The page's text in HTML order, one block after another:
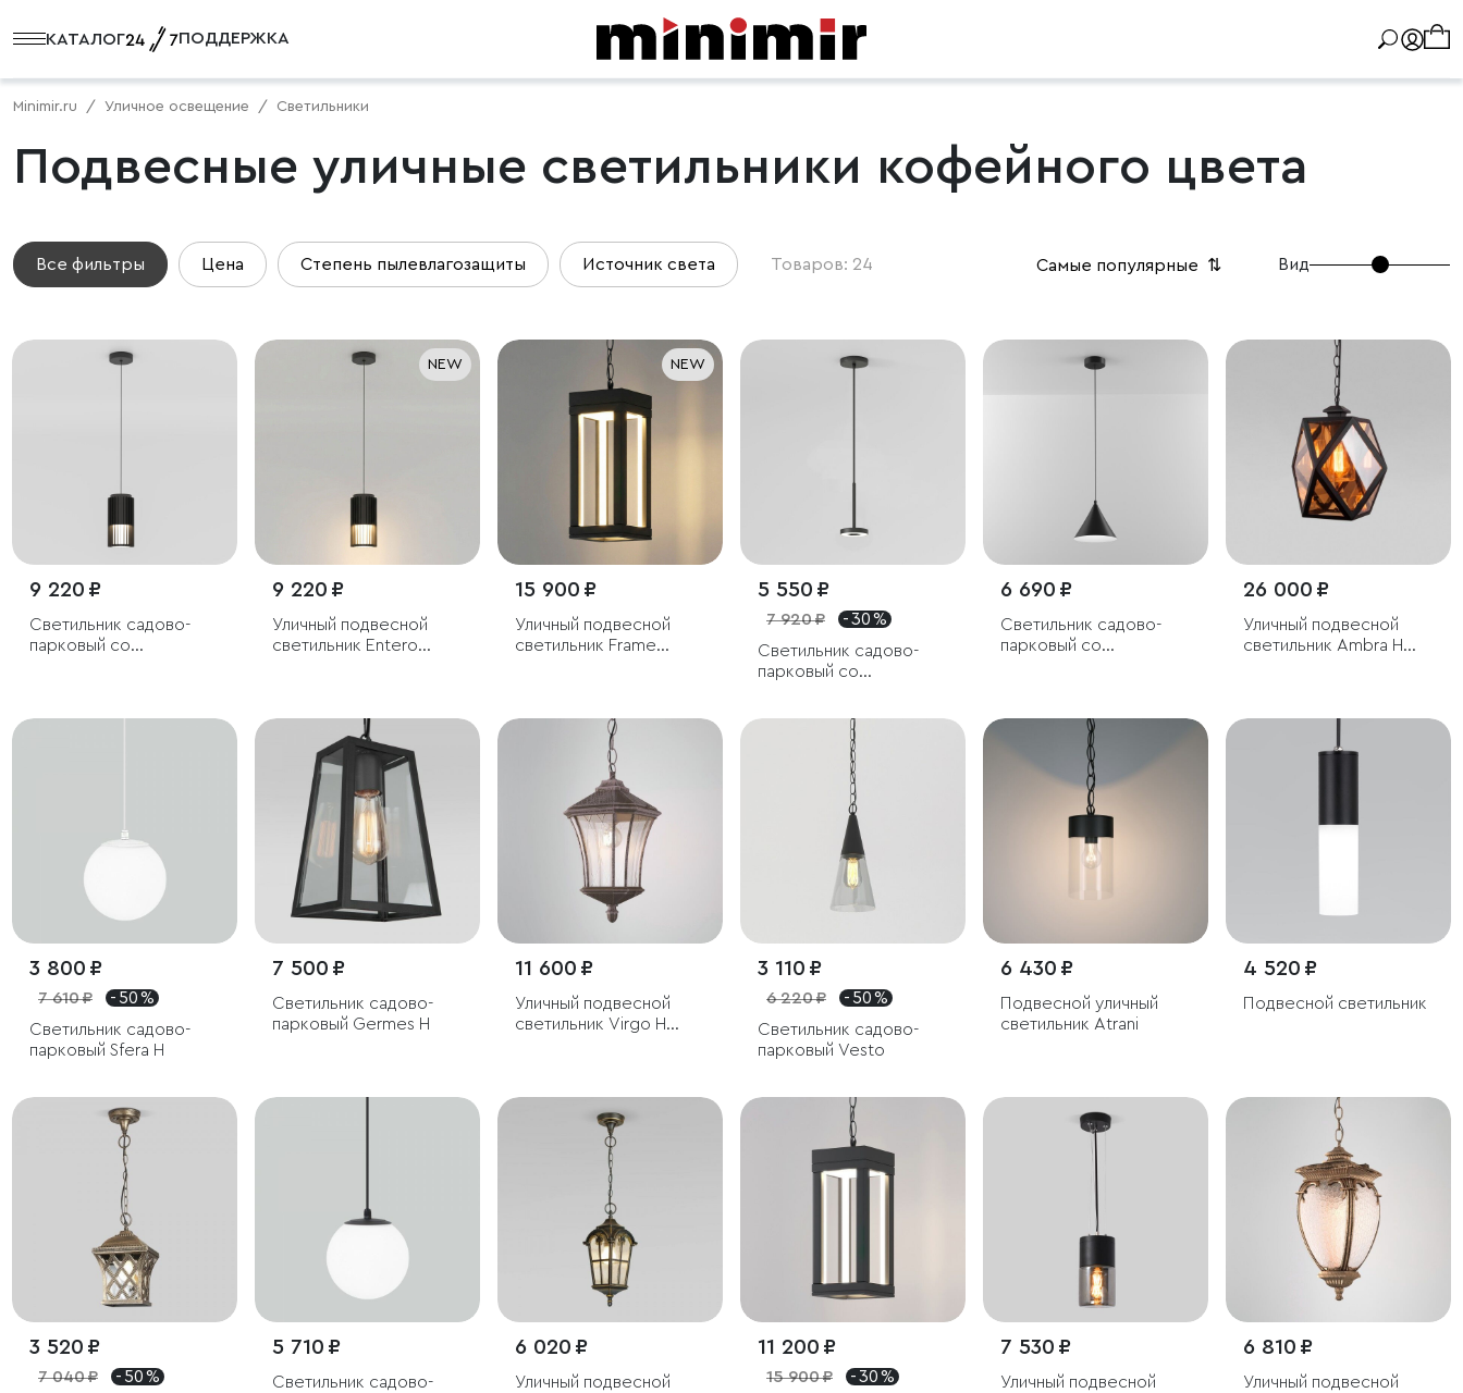
КАТАЛОГ ПОДДЕРЖКА
Minimir.ru Уличное освещение Светильники
Подвесные уличные светильники кофейного цвета
Все фильтры Цена Степень пылевлагозащиты Источник света Товаров: 24 Самые популярные ⇅ Вид
9 220 ₽
Светильник садово-
парковый со
NEW
9 220 ₽
Уличный подвесной
светильник Entero
NEW
15 900 ₽
Уличный подвесной
светильник Frame
5 550 ₽
7 920 ₽
- 30 %
Светильник садово-
парковый со
6 690 ₽
Светильник садово-
парковый со
26 000 ₽
Уличный подвесной
светильник Ambra H
3 800 ₽
7 610 ₽
- 50 %
Светильник садово-
парковый Sfera H
7 500 ₽
Светильник садово-
парковый Germes H
11 600 ₽
Уличный подвесной
светильник Virgo H
3 110 ₽
6 220 ₽
- 50 %
Светильник садово-
парковый Vesto
6 430 ₽
Подвесной уличный
светильник Atrani
4 520 ₽
Подвесной светильник
3 520 ₽
7 040 ₽
- 50 %
5 710 ₽
Светильник садово-
6 020 ₽
Уличный подвесной
11 200 ₽
15 900 ₽
- 30 %
7 530 ₽
Уличный подвесной
6 810 ₽
Уличный подвесной